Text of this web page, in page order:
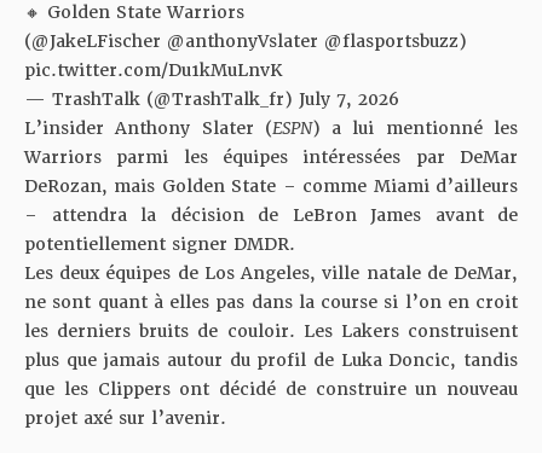
🔸 Golden State Warriors
(@JakeLFischer @anthonyVslater @flasportsbuzz)
pic.twitter.com/Du1kMuLnvK
— TrashTalk (@TrashTalk_fr) July 7, 2026
L’insider Anthony Slater (ESPN) a lui mentionné les
Warriors parmi les équipes intéressées par DeMar
DeRozan, mais Golden State – comme Miami d’ailleurs
– attendra la décision de LeBron James avant de
potentiellement signer DMDR.
Les deux équipes de Los Angeles, ville natale de DeMar,
ne sont quant à elles pas dans la course si l’on en croit
les derniers bruits de couloir. Les Lakers construisent
plus que jamais autour du profil de Luka Doncic, tandis
que les Clippers ont décidé de construire un nouveau
projet axé sur l’avenir.